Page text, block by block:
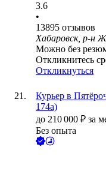
3.6
•
13895 отзывов
Хабаровск, р-н
Можно без
Откликнитесь
Откликнуться
Курьер в
174а)
до 210 000 ₽ за
Без опыта